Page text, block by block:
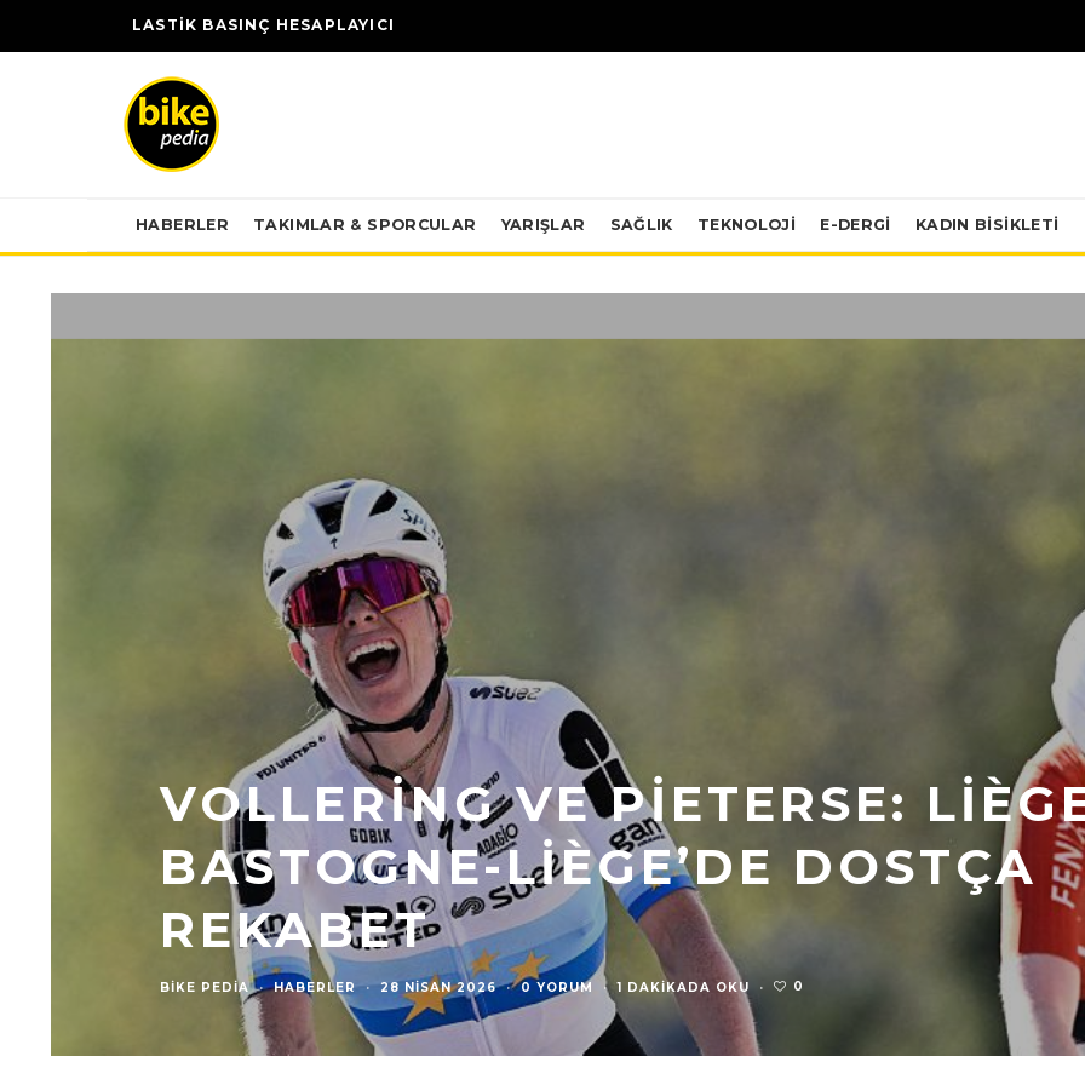
LASTİK BASINÇ HESAPLAYICI
HABERLER TAKIMLAR & SPORCULAR YARIŞLAR SAĞLIK TEKNOLOJI E-DERGİ KADIN BISIKLETI
VOLLERING VE PIETERSE:
BASTOGNE-LIÈGE’DE DOSTÇA
REKABET
BIKE PEDIA · HABERLER · 28 NISAN 2026 · 0 YORUM · 1 DAKIKADA OKU · 0